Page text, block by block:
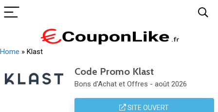
Home » Klast
Code Promo Klast
Bons d'Achat et Offres - août 2026
SITE OUVERT